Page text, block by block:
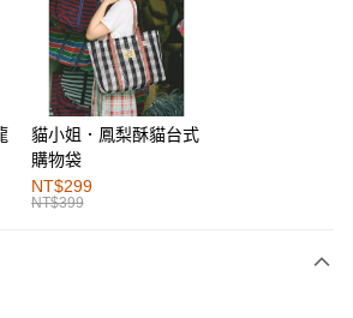
含以上)免運費
貓小姐．鳳梨酥貓台式
購物袋
NT$299
NT$399